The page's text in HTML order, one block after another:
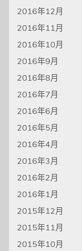
2016年12月
2016年11月
2016年10月
2016年9月
2016年8月
2016年7月
2016年6月
2016年5月
2016年4月
2016年3月
2016年2月
2016年1月
2015年12月
2015年11月
2015年10月